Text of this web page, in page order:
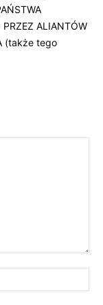
PRZEZ ALIANTÓW
(także tego